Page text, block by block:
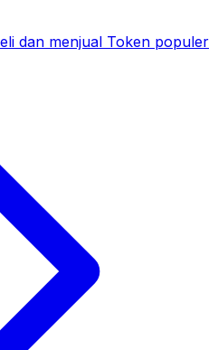
dan menjual Token populer